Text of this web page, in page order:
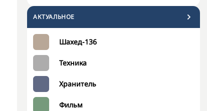
АКТУАЛЬНОЕ
Шахед-136
Техника
Хранитель
Фильм